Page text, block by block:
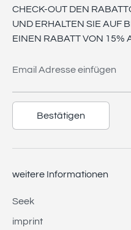
CHECK-OUT DEN
UND ERHALTEN SIE AUF
EINEN RABATT VON 15%
Email Adresse einfügen
Bestätigen
weitere Informationen
Seek
imprint